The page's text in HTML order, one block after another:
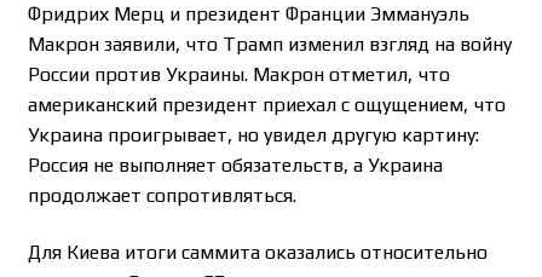
Фридрих Мерц и президент Франции Эммануэль
Макрон заявили, что Трамп изменил взгляд на войну
России против Украины. Макрон отметил, что
американский президент приехал с ощущением, что
Украина проигрывает, но увидел другую картину:
Россия не выполняет обязательств, а Украина
продолжает сопротивляться.
Для Киева итоги саммита оказались относительно